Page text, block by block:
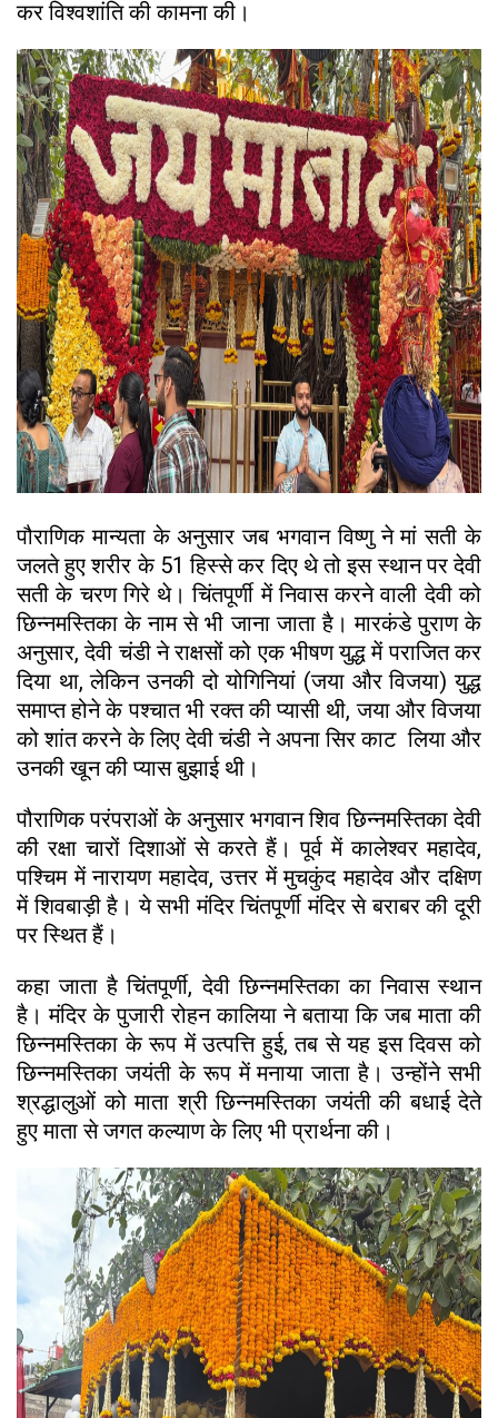
कर विश्वशांति की कामना की।
पौराणिक मान्यता के अनुसार जब भगवान विष्णु ने मां सती के
जलते हुए शरीर के 51 हिस्से कर दिए थे तो इस स्थान पर देवी
सती के चरण गिरे थे। चिंतपूर्णी में निवास करने वाली देवी को
छिन्नमस्तिका के नाम से भी जाना जाता है। मारकंडे पुराण के
अनुसार, देवी चंडी ने राक्षसों को एक भीषण युद्ध में पराजित कर
दिया था, लेकिन उनकी दो योगिनियां (जया और विजया) युद्ध
समाप्त होने के पश्चात भी रक्त की प्यासी थी, जया और विजया
को शांत करने के लिए देवी चंडी ने अपना सिर काट लिया और
उनकी खून की प्यास बुझाई थी।
पौराणिक परंपराओं के अनुसार भगवान शिव छिन्नमस्तिका देवी
की रक्षा चारों दिशाओं से करते हैं। पूर्व में कालेश्वर महादेव,
पश्चिम में नारायण महादेव, उत्तर में मुचकुंद महादेव और दक्षिण
में शिवबाड़ी है। ये सभी मंदिर चिंतपूर्णी मंदिर से बराबर की दूरी
पर स्थित हैं।
कहा जाता है चिंतपूर्णी, देवी छिन्नमस्तिका का निवास स्थान
है। मंदिर के पुजारी रोहन कालिया ने बताया कि जब माता की
छिन्नमस्तिका के रूप में उत्पत्ति हुई, तब से यह इस दिवस को
छिन्नमस्तिका जयंती के रूप में मनाया जाता है। उन्होंने सभी
श्रद्धालुओं को माता श्री छिन्नमस्तिका जयंती की बधाई देते
हुए माता से जगत कल्याण के लिए भी प्रार्थना की।